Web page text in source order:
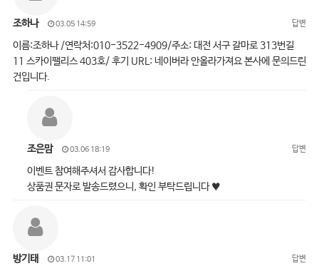
조하나 03.05 14:59 답변
이름:조하나 /연락처:010-3522-4909/주소: 대전 서구 갈마로 313번길
11 스카이팰리스 403호/ 후기 URL: 네이버라 안올라가져요 본사에 문의드린
건입니다.
조은맘 03.06 18:19 답변
이벤트 참여해주셔서 감사합니다!
상품권 문자로 발송드렸으니, 확인 부탁드립니다 ♥
방기태 03.17 11:01 답변